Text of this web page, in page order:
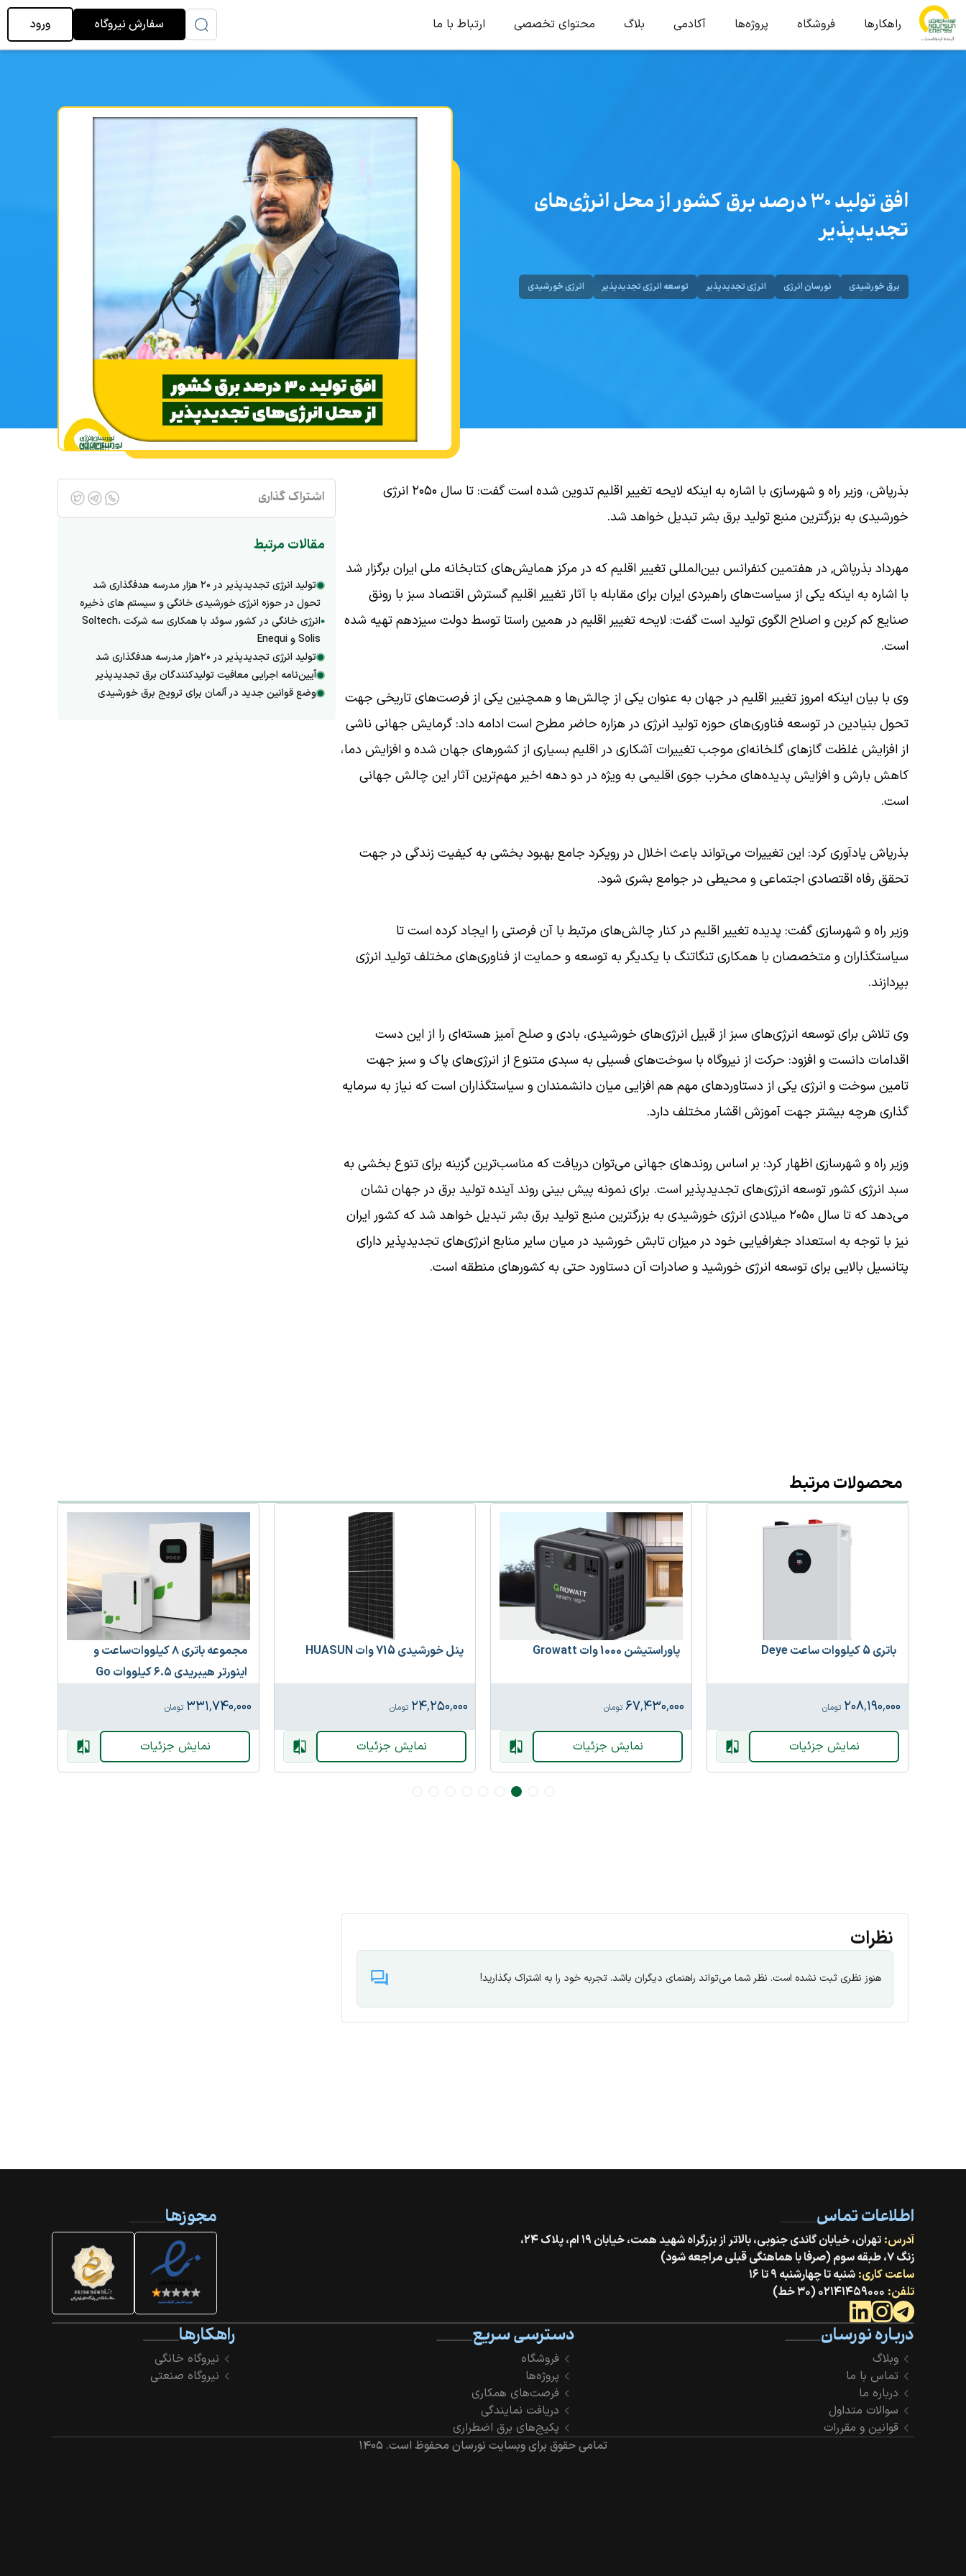
راهکارها فروشگاه پروژه‌ها آکادمی بلاگ محتوای تخصصی ارتباط با ما سفارش نیروگاه ورود
افق تولید ۳۰ درصد برق کشور از محل انرژی‌های
تجدیدپذیر
برق خورشیدی نورسان انرژی انرژی تجدیدپذیر توسعه انرژی تجدیدپذیر انرژی خورشیدی
بذرپاش، وزیر راه و شهرسازی با اشاره به اینکه لایحه تغییر اقلیم تدوین شده است گفت: تا سال ۲۰۵۰ انرژی
خورشیدی به بزرگترین منبع تولید برق بشر تبدیل خواهد شد.
مهرداد بذرپاش, در هفتمین کنفرانس بین‌المللی تغییر اقلیم که در مرکز همایش‌های کتابخانه ملی ایران برگزار شد
با اشاره به اینکه یکی از سیاست‌های راهبردی ایران برای مقابله با آثار تغییر اقلیم گسترش اقتصاد سبز با رونق
صنایع کم کربن و اصلاح الگوی تولید است گفت: لایحه تغییر اقلیم در همین راستا توسط دولت سیزدهم تهیه شده
است.
وی با بیان اینکه امروز تغییر اقلیم در جهان به عنوان یکی از چالش‌ها و همچنین یکی از فرصت‌های تاریخی جهت
تحول بنیادین در توسعه فناوری‌های حوزه تولید انرژی در هزاره حاضر مطرح است ادامه داد: گرمایش جهانی ناشی
از افزایش غلظت گاز‌های گلخانه‌ای موجب تغییرات آشکاری در اقلیم بسیاری از کشور‌های جهان شده و افزایش دما،
کاهش بارش و افزایش پدیده‌های مخرب جوی اقلیمی به ویژه در دو دهه اخیر مهم‌ترین آثار این چالش جهانی
است.
بذرپاش یادآوری کرد: این تغییرات می‌تواند باعث اخلال در رویکرد جامع بهبود بخشی به کیفیت زندگی در جهت
تحقق رفاه اقتصادی اجتماعی و محیطی در جوامع بشری شود.
وزیر راه و شهرسازی گفت: پدیده تغییر اقلیم در کنار چالش‌های مرتبط با آن فرصتی را ایجاد کرده است تا
سیاستگذاران و متخصصان با همکاری تنگاتنگ با یکدیگر به توسعه و حمایت از فناوری‌های مختلف تولید انرژی
بپردازند.
وی تلاش برای توسعه انرژی‌های سبز از قبیل انرژی‌های خورشیدی، بادی و صلح آمیز هسته‌ای را از این دست
اقدامات دانست و افزود: حرکت از نیروگاه با سوخت‌های فسیلی به سبدی متنوع از انرژی‌های پاک و سبز جهت
تامین سوخت و انرژی یکی از دستاورد‌های مهم هم افزایی میان دانشمندان و سیاستگذاران است که نیاز به سرمایه
گذاری هرچه بیشتر جهت آموزش اقشار مختلف دارد.
وزیر راه و شهرسازی اظهار کرد: بر اساس روند‌های جهانی می‌توان دریافت که مناسب‌ترین گزینه برای تنوع بخشی به
سبد انرژی کشور توسعه انرژی‌های تجدیدپذیر است. برای نمونه پیش بینی روند آینده تولید برق در جهان نشان
می‌دهد که تا سال ۲۰۵۰ میلادی انرژی خورشیدی به بزرگترین منبع تولید برق بشر تبدیل خواهد شد که کشور ایران
نیز با توجه به استعداد جغرافیایی خود در میزان تابش خورشید در میان سایر منابع انرژی‌های تجدیدپذیر دارای
پتانسیل بالایی برای توسعه انرژی خورشید و صادرات آن دستاورد حتی به کشور‌های منطقه است.
اشتراک گذاری
مقالات مرتبط
تولید انرژی تجدیدپذیر در ۲۰ هزار مدرسه هدفگذاری شد
تحول در حوزه انرژی خورشیدی خانگی و سیستم های ذخیره
انرژی خانگی در کشور سوئد با همکاری سه شرکت Soltech،
Solis و Enequi
تولید انرژی تجدیدپذیر در ۲۰هزار مدرسه هدفگذاری شد
آیین‌نامه اجرایی معافیت تولیدکنندگان برق تجدیدپذیر
وضع قوانین جدید در آلمان برای ترویج برق خورشیدی
محصولات مرتبط
باتری 5 کیلووات ساعت Deye
۲۰۸٬۱۹۰٬۰۰۰ تومان
نمایش جزئیات
پاوراستیشن 1000 وات Growatt
۶۷٬۴۳۰٬۰۰۰ تومان
نمایش جزئیات
پنل خورشیدی 715 وات HUASUN
۲۴٬۲۵۰٬۰۰۰ تومان
نمایش جزئیات
مجموعه باتری ۸ کیلووات‌ساعت و
اینورتر هیبریدی ۶.۵ کیلووات Go
۳۳۱٬۷۴۰٬۰۰۰ تومان
نمایش جزئیات
نظرات
هنوز نظری ثبت نشده است. نظر شما می‌تواند راهنمای دیگران باشد. تجربه خود را به اشتراک بگذارید!
اطلاعات تماس
آدرس:
تهران، خیابان گاندی جنوبی، بالاتر از بزرگراه شهید همت، خیابان ۱۹ ام، پلاک ۲۴،
زنگ ۷، طبقه سوم (صرفا با هماهنگی قبلی مراجعه شود)
ساعت کاری: شنبه تا چهارشنبه ۹ تا ۱۶
تلفن: ۰۲۱۴۱۴۵۹۰۰۰ (۳۰ خط)
مجوزها
درباره نورسان
وبلاگ
تماس با ما
درباره ما
سوالات متداول
قوانین و مقررات
دسترسی سریع
فروشگاه
پروژه‌ها
فرصت‌های همکاری
دریافت نمایندگی
پکیج‌های برق اضطراری
راهکارها
نیروگاه خانگی
نیروگاه صنعتی
تمامی حقوق برای وبسایت نورسان محفوظ است. ۱۴۰۵